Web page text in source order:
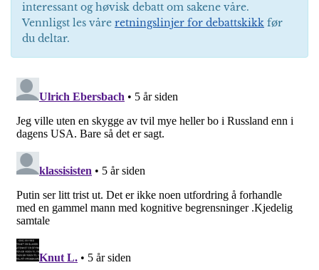
interessant og høvisk debatt om sakene våre.
Vennligst les våre retningslinjer for debattskikk før
du deltar.